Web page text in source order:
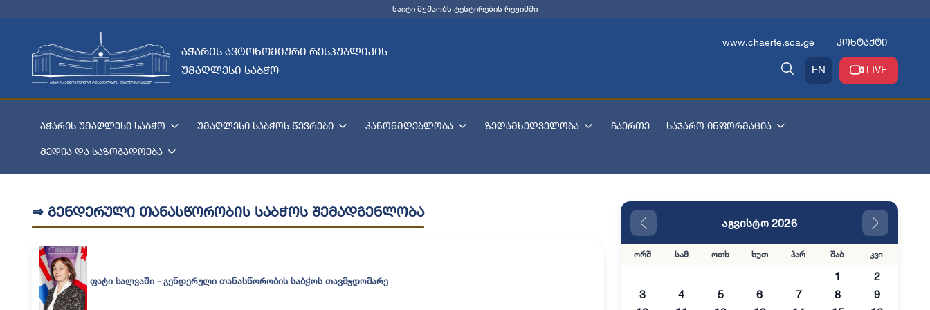
საიტი მუშაობს ტესტირების რეჟიმში
აჭარის ავტონომიური რესპუბლიკის
უმაღლესი საბჭო
www.chaerte.sca.ge კონტაქტი
EN LIVE
აჭარის უმაღლესი საბჭო უმაღლესი საბჭოს წევრები კანონმდებლობა ზედამხედველობა ჩაერთე საჯარო ინფორმაცია
მედია და საზოგადოება
⇒ გენდერული თანასწორობის საბჭოს შემადგენლობა
ფატი ხალვაში - გენდერული თანასწორობისსაბჭოს თავმჯდომარე
აგვისტო 2026
ორშ სამ ოთხ ხუთ პარ შაბ კვი
1
2
3
4 5 6 7 8
9